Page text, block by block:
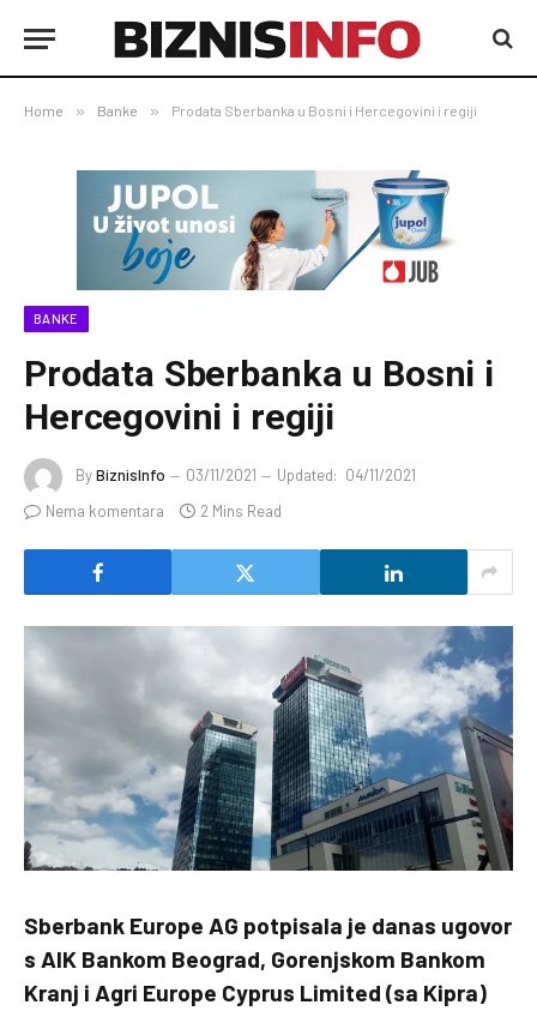
Home » Banke » Prodata Sberbanka u Bosni i Hercegovini i regiji
BANKE
Prodata Sberbanka u Bosni i
Hercegovini i regiji
ByBiznisInfo 03/11/2021 Updated: 04/11/2021
Nema komentara
2 Mins Read
Sberbank Europe AG potpisala je danas ugovor
s AIK Bankom Beograd, Gorenjskom Bankom
Kranj i Agri Europe Cyprus Limited (sa Kipra)